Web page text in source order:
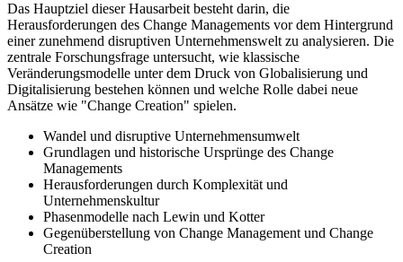
Das Hauptziel dieser Hausarbeit besteht darin, die
Herausforderungen des Change Managements vor dem Hintergrund
einer zunehmend disruptiven Unternehmenswelt zu analysieren. Die
zentrale Forschungsfrage untersucht, wie klassische
Veränderungsmodelle unter dem Druck von Globalisierung und
Digitalisierung bestehen können und welche Rolle dabei neue
Ansätze wie "Change Creation" spielen.
Wandel und disruptive Unternehmensumwelt
Grundlagen und historische Ursprünge des Change
Managements
Herausforderungen durch Komplexität und
Unternehmenskultur
Phasenmodelle nach Lewin und Kotter
Gegenüberstellung von Change Management und Change
Creation